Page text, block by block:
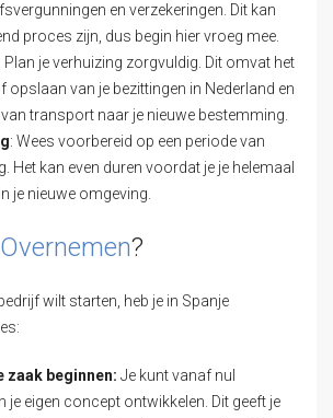
en verzekeringen. Dit kan
proces zijn, dus begin hier vroeg mee.
: Plan je verhuizing zorgvuldig. Dit omvat het
opslaan van je bezittingen in Nederland en
van transport naar je nieuwe bestemming.
: Wees voorbereid op een periode van
Het kan even duren voordat je je helemaal
je nieuwe omgeving.
?
wilt starten, heb je in Spanje
zaak beginnen: Je kunt vanaf nul
je eigen concept ontwikkelen. Dit geeft je